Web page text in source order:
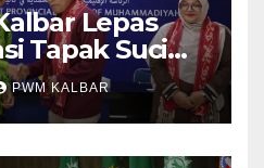
Lepas
Tapak Suci
XVI di
PWM KALBAR